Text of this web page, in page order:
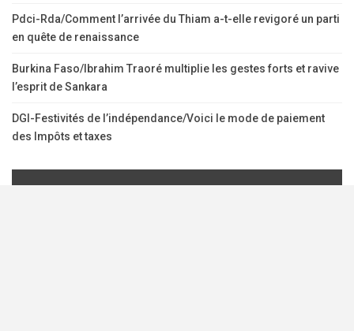
Pdci-Rda/Comment l’arrivée du Thiam a-t-elle revigoré un parti
en quête de renaissance
Burkina Faso/Ibrahim Traoré multiplie les gestes forts et ravive
l’esprit de Sankara
DGI-Festivités de l’indépendance/Voici le mode de paiement
des Impôts et taxes